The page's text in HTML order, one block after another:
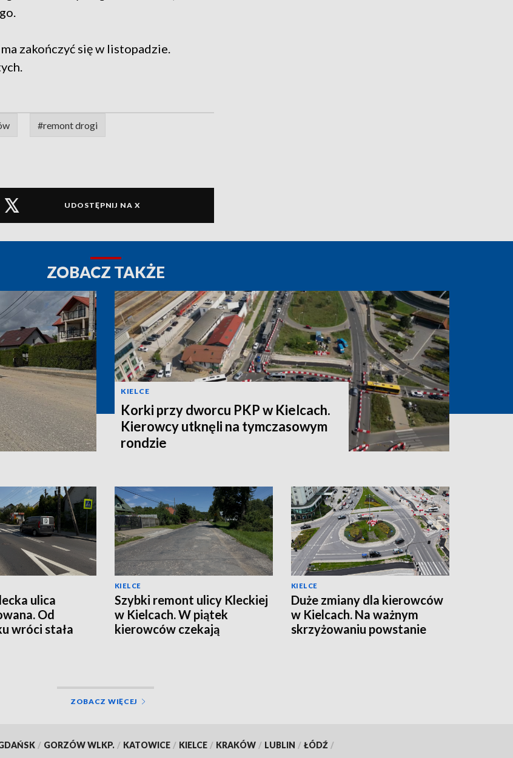
zakończyć się w listopadzie.
#remont drogi
UDOSTĘPNIJ NA X
ZOBACZ TAKŻE
KIELCE
Korki przy dworcu PKP w Kielcach.
Kierowcy utknęli na tymczasowym
rondzie
ulica
Od
wróci stała
KIELCE
Szybki remont ulicy Kleckiej
w Kielcach. W piątek
kierowców czekają
KIELCE
Duże zmiany dla kierowców
w Kielcach. Na ważnym
skrzyżowaniu powstanie
ZOBACZ WIĘCEJ
/ GORZÓW WLKP. / KATOWICE / KIELCE / KRAKÓW / LUBLIN / ŁÓDŹ /